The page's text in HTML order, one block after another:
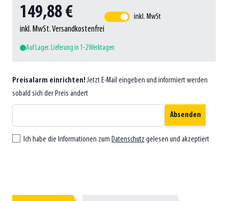
149,88 €
inkl. MwSt. Versandkostenfrei
inkl. MwSt
Auf Lager. Lieferung in 1-2 Werktagen
Preisalarm einrichten! Jetzt E-Mail eingeben und informiert werden
sobald sich der Preis ändert
Absenden
Ich habe die Informationen zum Datenschutz gelesen und akzeptiert